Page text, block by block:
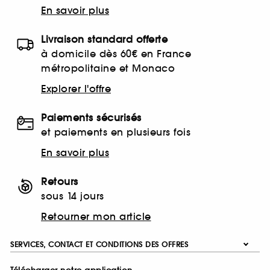
En savoir plus
Livraison standard offerte
à domicile dès 60€ en France
métropolitaine et Monaco
Explorer l'offre
Paiements sécurisés
et paiements en plusieurs fois
En savoir plus
Retours
sous 14 jours
Retourner mon article
SERVICES, CONTACT ET CONDITIONS DES OFFRES